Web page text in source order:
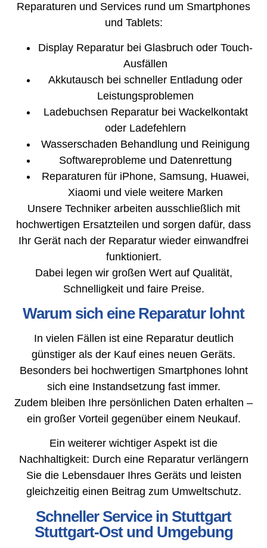
Reparaturen und Services rund um Smartphones
und Tablets:
Display Reparatur bei Glasbruch oder Touch-
Ausfällen
Akkutausch bei schneller Entladung oder
Leistungsproblemen
Ladebuchsen Reparatur bei Wackelkontakt
oder Ladefehlern
Wasserschaden Behandlung und Reinigung
Softwareprobleme und Datenrettung
Reparaturen für iPhone, Samsung, Huawei,
Xiaomi und viele weitere Marken
Unsere Techniker arbeiten ausschließlich mit
hochwertigen Ersatzteilen und sorgen dafür, dass
Ihr Gerät nach der Reparatur wieder einwandfrei
funktioniert.
Dabei legen wir großen Wert auf Qualität,
Schnelligkeit und faire Preise.
Warum sich eine Reparatur lohnt
In vielen Fällen ist eine Reparatur deutlich
günstiger als der Kauf eines neuen Geräts.
Besonders bei hochwertigen Smartphones lohnt
sich eine Instandsetzung fast immer.
Zudem bleiben Ihre persönlichen Daten erhalten –
ein großer Vorteil gegenüber einem Neukauf.
Ein weiterer wichtiger Aspekt ist die
Nachhaltigkeit: Durch eine Reparatur verlängern
Sie die Lebensdauer Ihres Geräts und leisten
gleichzeitig einen Beitrag zum Umweltschutz.
Schneller Service in Stuttgart
Stuttgart-Ost und Umgebung